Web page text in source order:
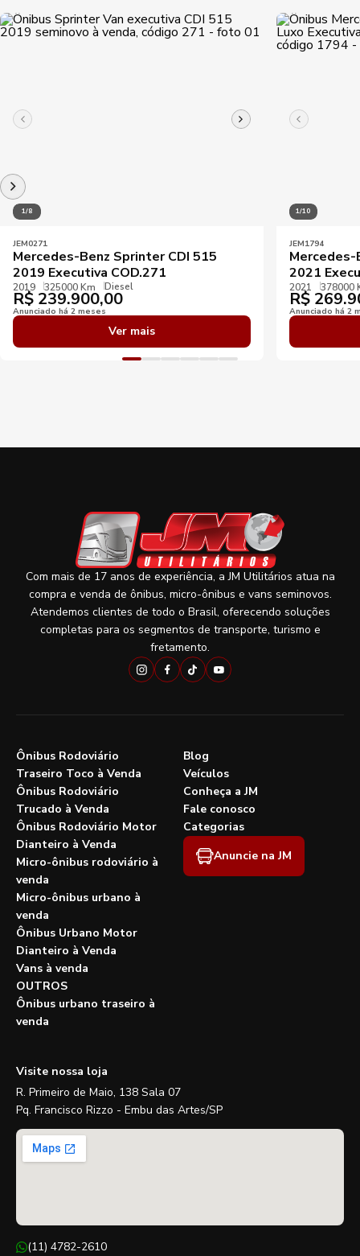
1/8
JEM0271
Mercedes-Benz Sprinter CDI 515
2019 Executiva COD.271
2019 325000 Km Diesel
R$ 239.900,00
Anunciado há 2 meses
Ver mais
1/10
JEM1794
Mercedes-
2021
2021 378000
R$
Anunciado há 2
Com mais de 17 anos de experiência, a JM Utilitários atua na
compra e venda de ônibus, micro-ônibus e vans seminovos.
Atendemos clientes de todo o Brasil, oferecendo soluções
completas para os segmentos de transporte, turismo e
fretamento.
Ônibus Rodoviário
Traseiro Toco à Venda
Ônibus Rodoviário
Trucado à Venda
Ônibus Rodoviário Motor
Dianteiro à Venda
Micro-ônibus rodoviário à
venda
Micro-ônibus urbano à
venda
Ônibus Urbano Motor
Dianteiro à Venda
Vans à venda
OUTROS
Ônibus urbano traseiro à
venda
Blog
Veículos
Conheça a JM
Fale conosco
Categorias
Anuncie na JM
Visite nossa loja
R. Primeiro de Maio, 138 Sala 07
Pq. Francisco Rizzo - Embu das Artes/SP
(11) 4782-2610